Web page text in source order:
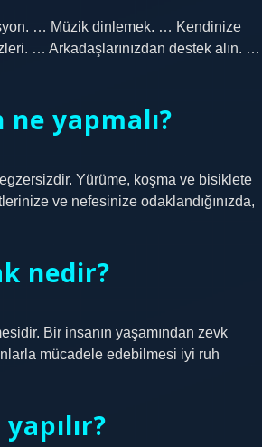
… Müzik dinlemek. … Kendinize
… Arkadaşlarınızdan destek alın. …
yapmalı?
Yürüme, koşma ve bisiklete
ve nefesinize odaklandığınızda,
nedir?
Bir insanın yaşamından zevk
mücadele edebilmesi iyi ruh